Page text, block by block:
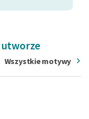
utworze
Wszystkie motywy